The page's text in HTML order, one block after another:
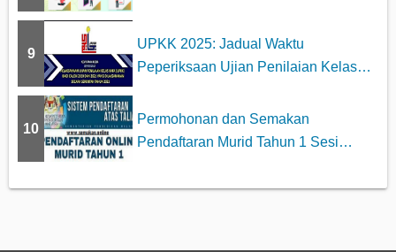
9
UPKK 2025: Jadual Waktu
Peperiksaan Ujian Penilaian Kelas
10
Permohonan dan Semakan
Pendaftaran Murid Tahun 1 Sesi